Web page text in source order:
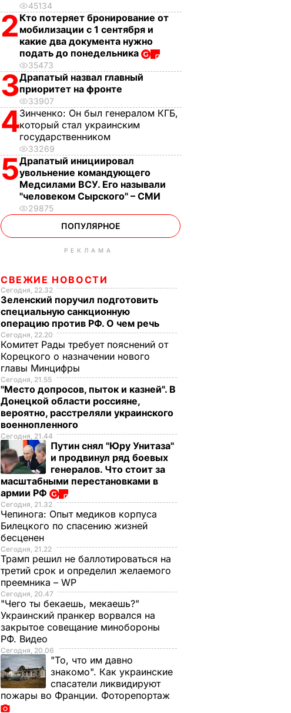
45134
2 Кто потеряет бронирование от
мобилизации с 1 сентября и
какие два документа нужно
подать до понедельника
35473
3Драпатый назвал главный
приоритет на фронте
33907
4Зинченко: Он был генералом КГБ,
который стал украинским
государственником
33269
5Драпатый инициировал
увольнение командующего
Медсилами ВСУ. Его называли
"человеком Сырского" – СМИ
29875
ПОПУЛЯРНОЕ
РЕКЛАМА
СВЕЖИЕ НОВОСТИ
Сегодня, 22.32
Зеленский поручил подготовить
специальную санкционную
операцию против РФ. О чем речь
Сегодня, 22.20
Комитет Рады требует пояснений от
Корецкого о назначении нового
главы Минцифры
Сегодня, 21.55
"Место допросов, пыток и казней". В
Донецкой области россияне,
вероятно, расстреляли украинского
военнопленного
Сегодня, 21.44
Путин снял "Юру Унитаза"
и продвинул ряд боевых
генералов. Что стоит за
масштабными перестановками в
армии РФ
Сегодня, 21.32
Чепинога: Опыт медиков корпуса
Билецкого по спасению жизней
бесценен
Сегодня, 21.22
Трамп решил не баллотироваться на
третий срок и определил желаемого
преемника – WP
Сегодня, 20.47
"Чего ты бекаешь, мекаешь?"
Украинский пранкер ворвался на
закрытое совещание минобороны
РФ. Видео
Сегодня, 20.06
"То, что им давно
знакомо". Как украинские
спасатели ликвидируют
пожары во Франции. Фоторепортаж